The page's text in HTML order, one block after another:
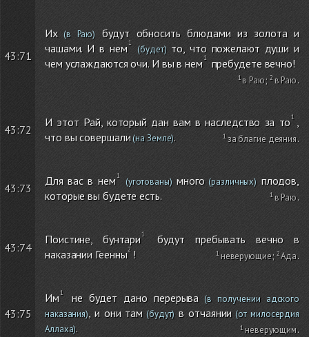
43:71
Их(в Раю) будут обносить блюдами из золота и
чашами. И в нем
(будет)то, что пожелают души и
чем услаждаются очи. И вы в нем
пребудете вечно!
в Раю; в Раю.
43:72
И этот Рай, который дан вам в наследство за то
что вы совершали(на Земле). за благие деяния.
43:73
Для вас в нем (уготованы)много(различных) плодов,
которые вы будете есть.
в Раю.
43:74
Поистине, бунтари
будут пребывать вечно в
наказании Геенны ! неверующие; Ада.
43:75
Им не будет дано перерыва (в получении адского
наказания), и они там (будут) в отчаянии (от милосердия
Аллаха). неверующим.